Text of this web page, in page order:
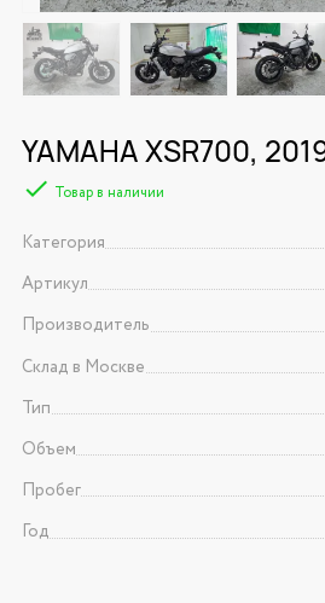
YAMAHA XSR700,
Товар в наличии
Категория
Артикул
Производитель
Склад в Москве
Тип
Объем
Пробег
Год